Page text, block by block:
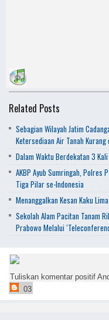
Related Posts
Sebagian Wilayah Jatim
Ketersediaan Air Tanah
Dalam Waktu Berdekatan 3
AKBP Ayub Sumringah, Polres
Tiga Pilar se-Indonesia
Menanggalkan Kesan Kaku
Sekolah Alam Pacitan Tanam
Prabowo Melalui
Tuliskan komentar positif
03